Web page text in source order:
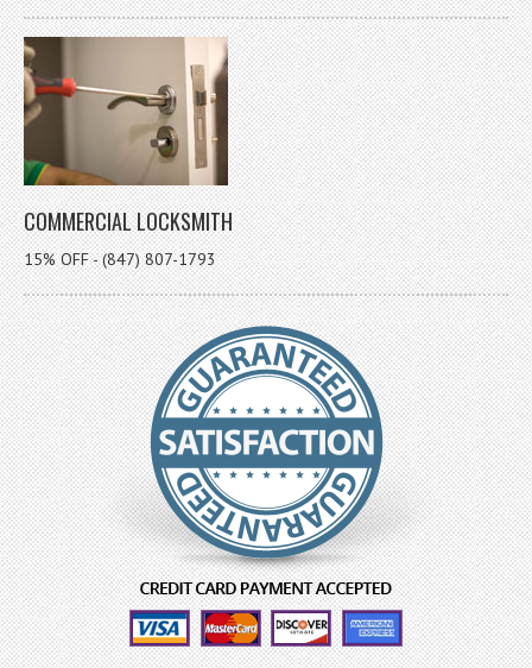
COMMERCIAL LOCKSMITH
15% OFF - (847) 807-1793